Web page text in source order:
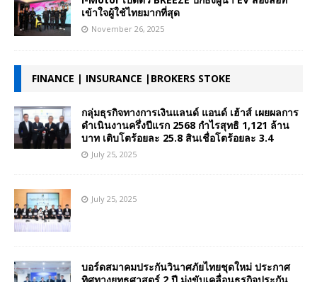
เข้าใจผู้ใช้ไทยมากที่สุด
November 26, 2025
FINANCE | INSURANCE |BROKERS STOKE
กลุ่มธุรกิจทางการเงินแลนด์ แอนด์ เฮ้าส์ เผยผลการ
ดำเนินงานครึ่งปีแรก 2568 กำไรสุทธิ 1,121 ล้าน
บาท เติบโตร้อยละ 25.8 สินเชื่อโตร้อยละ 3.4
July 25, 2025
July 25, 2025
บอร์ดสมาคมประกันวินาศภัยไทยชุดใหม่ ประกาศ